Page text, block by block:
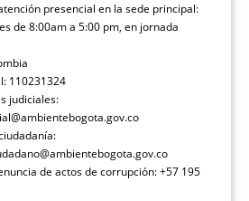
presencial en la sede principal:
de 8:00am a 5:00 pm, en jornada
110231324
judiciales:
de actos de corrupción: +57 195